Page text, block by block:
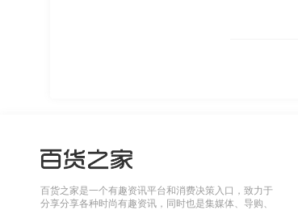
百货之家是一个有趣资讯平台和消费决策入口，致力于
分享分享各种时尚有趣资讯，同时也是集媒体、导购、